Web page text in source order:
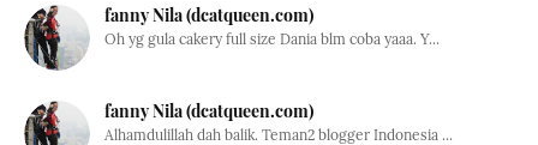
fanny Nila (dcatqueen.com)
Oh yg gula cakery full size Dania blm coba yaaa. Y...
fanny Nila (dcatqueen.com)
Alhamdulillah dah balik. Teman2 blogger Indonesia ...